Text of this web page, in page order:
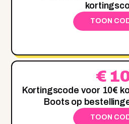
TOON
€
Kortingscode voor 10€
Boots op
TOON